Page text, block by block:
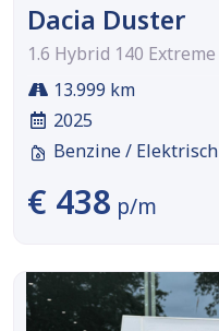
Dacia Duster
1.6 Hybrid 140 Extreme
13.999 km
2025
Benzine / Elektrisch
€ 438 p/m